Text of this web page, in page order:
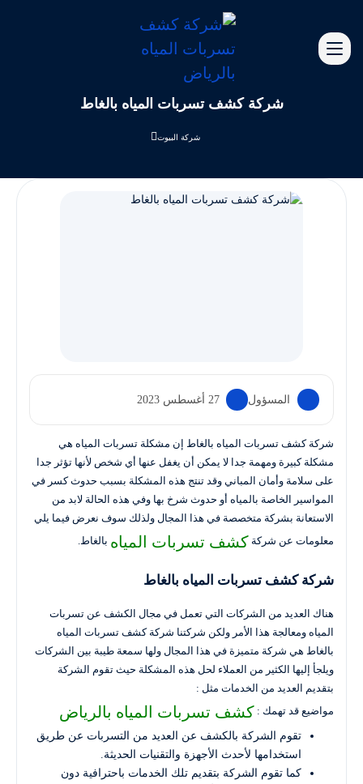
شركة كشف تسربات المياه بالغاط
شركة البيوت
المسؤول 27 أغسطس 2023
شركة كشف تسربات المياه بالغاط إن مشكلة تسربات المياه هي
مشكلة كبيرة ومهمة جدا لا يمكن أن يغفل عنها أي شخص لأنها تؤثر جدا
على سلامة وأمان المباني وقد تنتج هذه المشكلة بسبب حدوث كسر في
المواسير الخاصة بالمياه أو حدوث شرخ بها وفي هذه الحالة لابد من
الاستعانة بشركة متخصصة في هذا المجال ولذلك سوف نعرض فيما يلي
معلومات عن شركة كشف تسربات المياه بالغاط.
شركة كشف تسربات المياه بالغاط
هناك العديد من الشركات التي تعمل في مجال الكشف عن تسربات
المياه ومعالجة هذا الأمر ولكن شركتنا شركة كشف تسربات المياه
بالغاط هي شركة متميزة في هذا المجال ولها سمعة طيبة بين الشركات
ويلجأ إليها الكثير من العملاء لحل هذه المشكلة حيث تقوم الشركة
بتقديم العديد من الخدمات مثل :
مواضيع قد تهمك : كشف تسربات المياه بالرياض
تقوم الشركة بالكشف عن العديد من التسربات عن طريق
استخدامها لأحدث الأجهزة والتقنيات الحديثة.
كما تقوم الشركة بتقديم تلك الخدمات باحترافية دون